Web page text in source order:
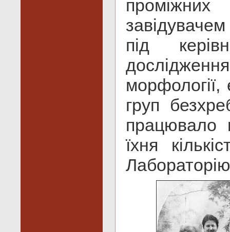
під
морфології,
груп
працювало
їхня